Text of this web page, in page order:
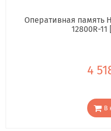
Оперативная память
12800R-
4
В